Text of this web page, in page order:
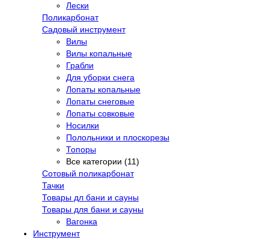
Лески
Поликарбонат
Садовый инструмент
Вилы
Вилы копальные
Грабли
Для уборки снега
Лопаты копальные
Лопаты снеговые
Лопаты совковые
Носилки
Полольники и плоскорезы
Топоры
Все категории (11)
Сотовый поликарбонат
Тачки
Товары дл бани и сауны
Товары для бани и сауны
Вагонка
Инструмент